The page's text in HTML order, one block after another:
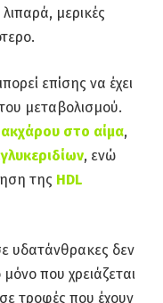
μερικές
επίσης να έχει
μεταβολισμού.
στο αίμα,
, ενώ
της HDL
υδατάνθρακες δεν
μόνο που χρειάζεται
τροφές που έχουν